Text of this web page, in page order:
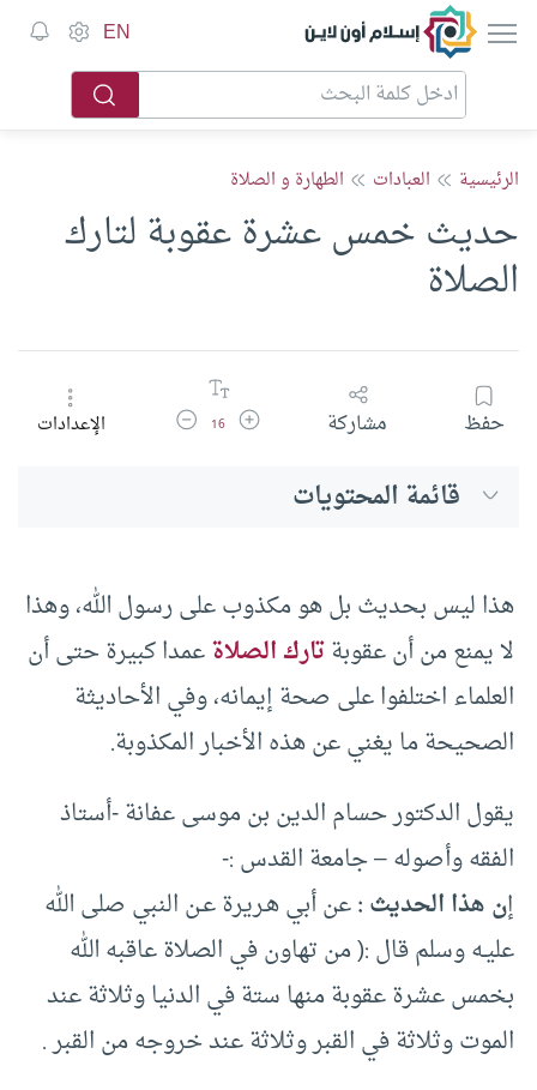
إسلام أون لاين EN
الرئيسية العبادات الطهارة و الصلاة
حديث خمس عشرة عقوبة لتارك
الصلاة
حفظ مشاركة زيادة حجم الخط
16 تقليل حجم الخطالإعدادات
قائمة المحتويات
هذا ليس بحديث بل هو مكذوب على رسول الله، وهذا
لا يمنع من أن عقوبةتارك الصلاةعمدا كبيرة حتى أن
العلماء اختلفوا على صحة إيمانه، وفي الأحاديثة
الصحيحة ما يغني عن هذه الأخبار المكذوبة.
يقول الدكتور حسام الدين بن موسى عفانة -أستاذ
الفقه وأصوله – جامعة القدس :-
إن هذا الحديث :عن أبي هـريرة عـن النبي صلى الله
عليـه وسلم قال :( من تهاون في الصلاة عاقبه الله
بخمس عشرة عقوبة منها ستة في الدنيا وثلاثة عند
الموت وثلاثة في القبر وثلاثة عند خروجه من القبر .